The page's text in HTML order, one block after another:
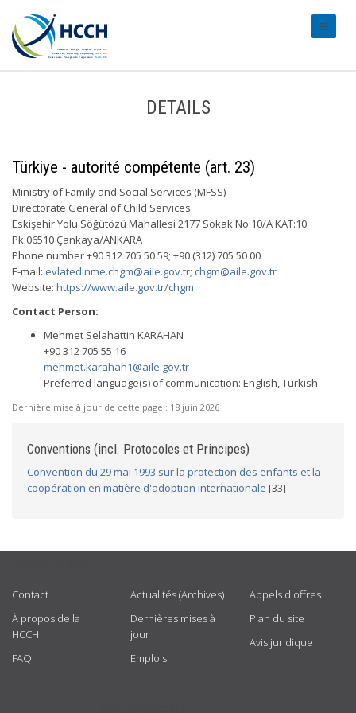
DETAILS
Türkiye - autorité compétente (art. 23)
Ministry of Family and Social Services (MFSS)
Directorate General of Child Services
Eskişehir Yolu Söğütözü Mahallesi 2177 Sokak No:10/A KAT:10
Pk:06510 Çankaya/ANKARA
Phone number +90 312 705 50 59; +90 (312) 705 50 00
E-mail: evlatedinme.chgm@aile.gov.tr; chgm@aile.gov.tr
Website: https://www.aile.gov.tr/chgm
Contact Person:
Mehmet Selahattin KARAHAN
+90 312 705 55 16
mehmet.karahan1@aile.gov.tr
Preferred language(s) of communication: English, Turkish
Dernière mise à jour de cette page : 18 juin 2026
Conventions (incl. Protocoles et Principes)
Convention du 29 mai 1993 sur la protection des enfants et la
coopération en matière d'adoption internationale [33]
Contact
À propos de la
HCCH
FAQ
Actualités (Archives)
Dernières mises à
jour
Emplois
Appels d'offres
Plan du site
Avis juridique